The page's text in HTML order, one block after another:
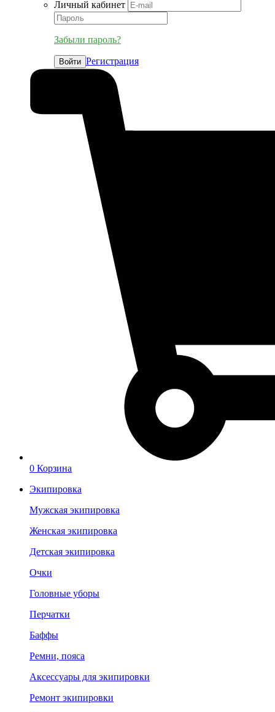
Личный кабинет
Забыли пароль?
Войти Регистрация
0 Корзина
Экипировка
Мужская экипировка
Женская экипировка
Детская экипировка
Очки
Головные уборы
Перчатки
Баффы
Ремни, пояса
Аксессуары для экипировки
Ремонт экипировки